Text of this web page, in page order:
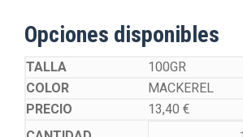
precios:
desde
9,90 €
hasta
13,40 €
Opciones disponibles
100GR
MACKEREL
13,40 €